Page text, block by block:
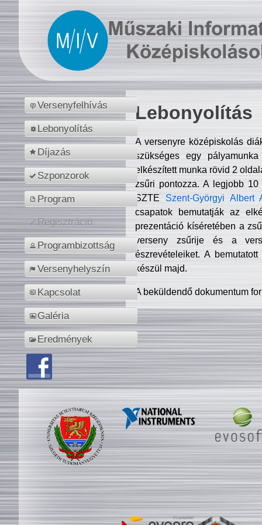
Versenyfelhívás
Lebonyolítás
Díjazás
Szponzorok
Program
Regisztráció
Programbizottság
Versenyhelyszín
Kapcsolat
Galéria
Eredmények
Lebonyolítás
A versenyre középiskolás
szükséges egy
elkészített munka rövid 2
zsűri pontozza. A legjobb
SZTE Szent-Györgyi Albert
csapatok bemutatják az
prezentáció kíséretében a
verseny zsűrije és a
észrevételeiket. A
készül majd.
A beküldendő dokumentum